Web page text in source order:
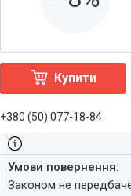
Купити
+380 (50) 077-18-84
Законом не